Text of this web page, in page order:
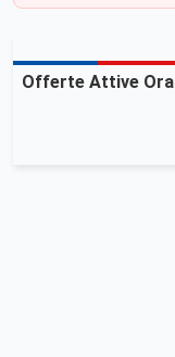
Offerte Attive Ora